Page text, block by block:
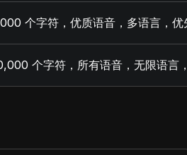
个字符，优质语音，多语言，优
个字符，所有语音，无限语言